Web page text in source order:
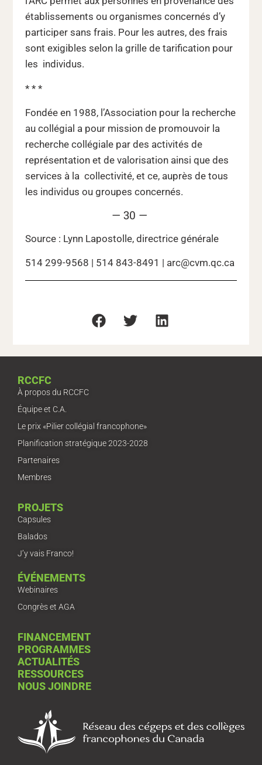
établissements ou organismes concernés d’y
participer sans frais. Pour les autres, des frais
sont exigibles selon la grille de tarification pour
les individus.
* * *
Fondée en 1988, l’Association pour la recherche
au collégial a pour mission de promouvoir la
recherche collégiale par des activités de
représentation et de valorisation ainsi que des
services à la collectivité, et ce, auprès de tous
les individus ou groupes concernés.
— 30 —
Source : Lynn Lapostolle, directrice générale
514 299-9568 | 514 843-8491 | arc@cvm.qc.ca
RCCFC
À propos du RCCFC
Équipe et C.A.
Le prix «Pilier collégial francophone»
Planification stratégique 2023-2028
Partenaires
Membres
PROJETS
Capsules
Balados
J’y vais Franco!
ÉVÉNEMENTS
Webinaires
Congrès et AGA
FINANCEMENT
PROGRAMMES
ACTUALITÉS
RESSOURCES
NOUS JOINDRE